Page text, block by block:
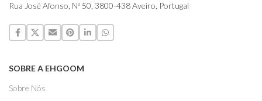
Rua José Afonso, Nº 50, 3800-438 Aveiro, Portugal
SOBRE A EHGOOM
Sobre Nós